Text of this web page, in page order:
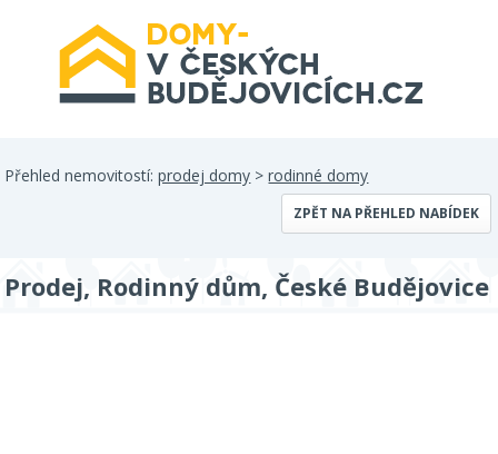
Přehled nemovitostí:prodej domy >rodinné domy
ZPĚT NA PŘEHLED NABÍDEK
Prodej, Rodinný dům, České Budějovice